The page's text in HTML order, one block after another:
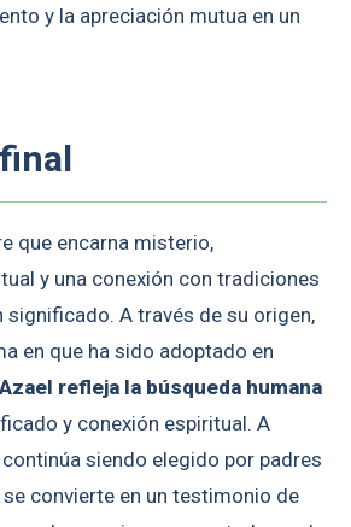
y la apreciación mutua en un
que encarna misterio,
y una conexión con tradiciones
significado. A través de su origen,
en que ha sido adoptado en
Azael refleja la búsqueda humana
y conexión espiritual. A
siendo elegido por padres
convierte en un testimonio de